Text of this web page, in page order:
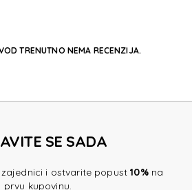
TRENUTNO NEMA RECENZIJA.
SE SADA
zajednici i ostvarite popust10%na
prvu kupovinu.